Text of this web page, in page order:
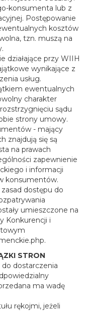
konsumenta lub z
Postępowanie
kosztów
tzn. muszą na
działające przy WIIH
wynikające z
usług.
ewentualnych
charakter
sądu
strony umowy.
- mający
znajdują się są
na prawach
zapewnienie
i informacji
konsumentów.
dostępu do
umieszczone na
Konkurencji i
STRON
dostarczenia
ma wadę
rękojmi, jeżeli